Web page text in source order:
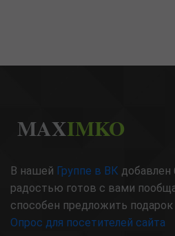
MAXIMKO
В нашей Группе в ВК добавлен
радостью готов с вами
способен предложить подарок
Опрос для посетителей сайта